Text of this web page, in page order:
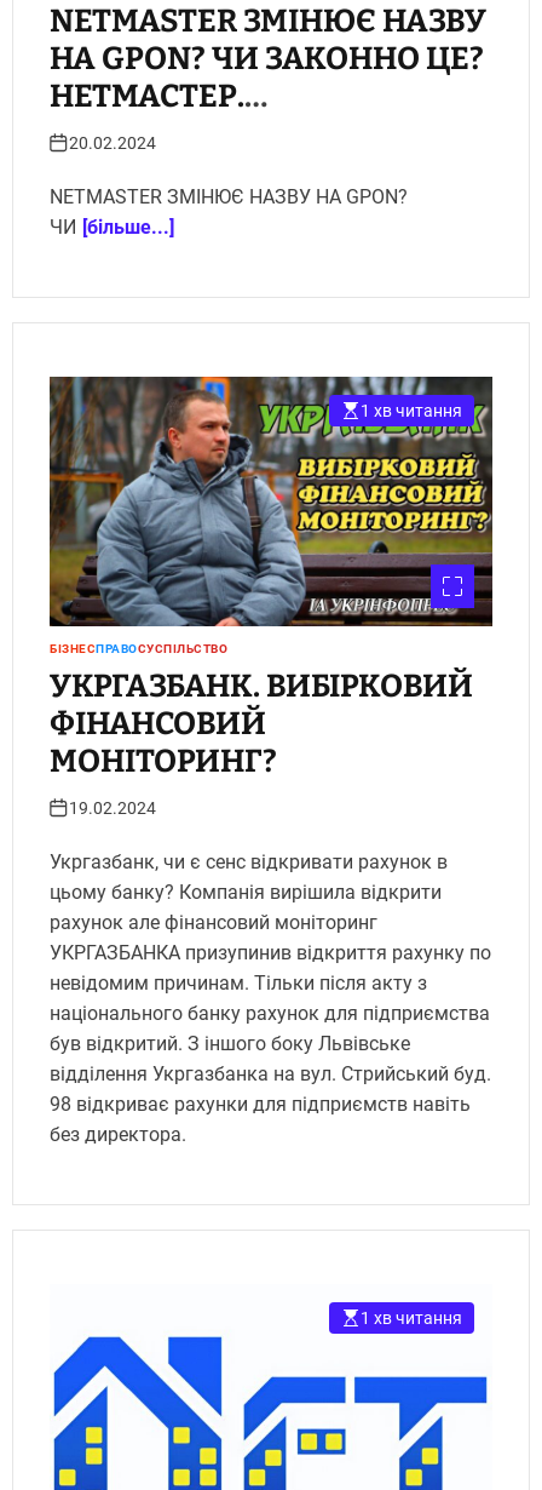
NETMASTER ЗМІНЮЄ НАЗВУ
НА GPON? ЧИ ЗАКОННО ЦЕ?
НЕТМАСТЕР.
ЖУРНАЛІСТСЬКЕ
УКРІНФОПРЕС
20.02.2024
NETMASTER ЗМІНЮЄ НАЗВУ НА GPON?
ЧИ [більше...]
1 хв читання
БІЗНЕСПРАВОСУСПІЛЬСТВО
УКРГАЗБАНК. ВИБІРКОВИЙ
ФІНАНСОВИЙ
МОНІТОРИНГ?
19.02.2024
Укргазбанк, чи є сенс відкривати рахунок в
цьому банку? Компанія вирішила відкрити
рахунок але фінансовий моніторинг
УКРГАЗБАНКА призупинив відкриття рахунку по
невідомим причинам. Тільки після акту з
національного банку рахунок для підприємства
був відкритий. З іншого боку Львівське
відділення Укргазбанка на вул. Стрийський буд.
98 відкриває рахунки для підприємств навіть
без директора.
1 хв читання